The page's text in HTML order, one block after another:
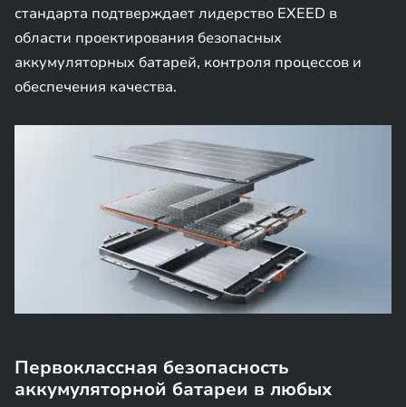
стандарта подтверждает лидерство EXEED в
области проектирования безопасных
аккумуляторных батарей, контроля процессов и
обеспечения качества.
Первоклассная безопасность
аккумуляторной батареи в любых